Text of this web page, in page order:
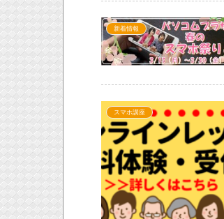
新着情報
スマホ講座